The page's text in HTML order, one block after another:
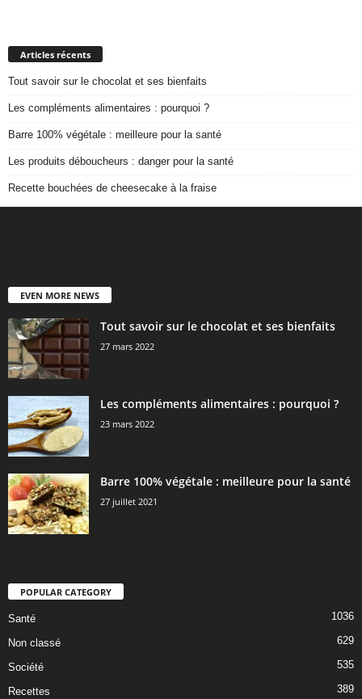
Articles récents
Tout savoir sur le chocolat et ses bienfaits
Les compléments alimentaires : pourquoi ?
Barre 100% végétale : meilleure pour la santé
Les produits déboucheurs : danger pour la santé
Recette bouchées de cheesecake à la fraise
EVEN MORE NEWS
Tout savoir sur le chocolat et ses bienfaits
27 mars 2022
Les compléments alimentaires : pourquoi ?
23 mars 2022
Barre 100% végétale : meilleure pour la santé
27 juillet 2021
POPULAR CATEGORY
Santé 1036
Non classé 629
Société 535
Recettes 389